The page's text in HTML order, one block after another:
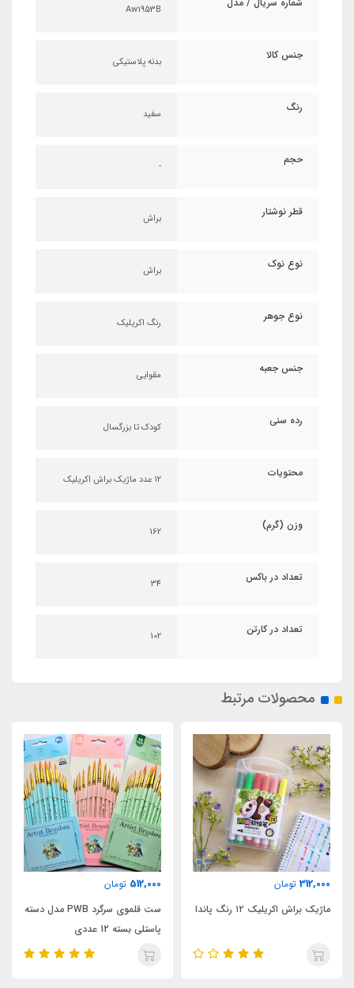
Aw1953B
جنس کالا بدنه پلاستیکی
رنگ سفید
حجم -
قطر نوشتار براش
نوع نوک براش
نوع جوهر رنگ اکریلیک
جنس جعبه مقوایی
رده سنی کودک تا بزرگسال
محتویات 12 عدد ماژیک براش اکریلیک
وزن (گرم) 162
تعداد در باکس 34
تعداد در کارتن 102
محصولات مرتبط
312,000 تومان
ماژیک براش اکریلیک ۱۲ رنگ پاندا
512,000 تومان
ست قلموی سرگرد PWB مدل دسته
پاستلی بسته 12 عددی